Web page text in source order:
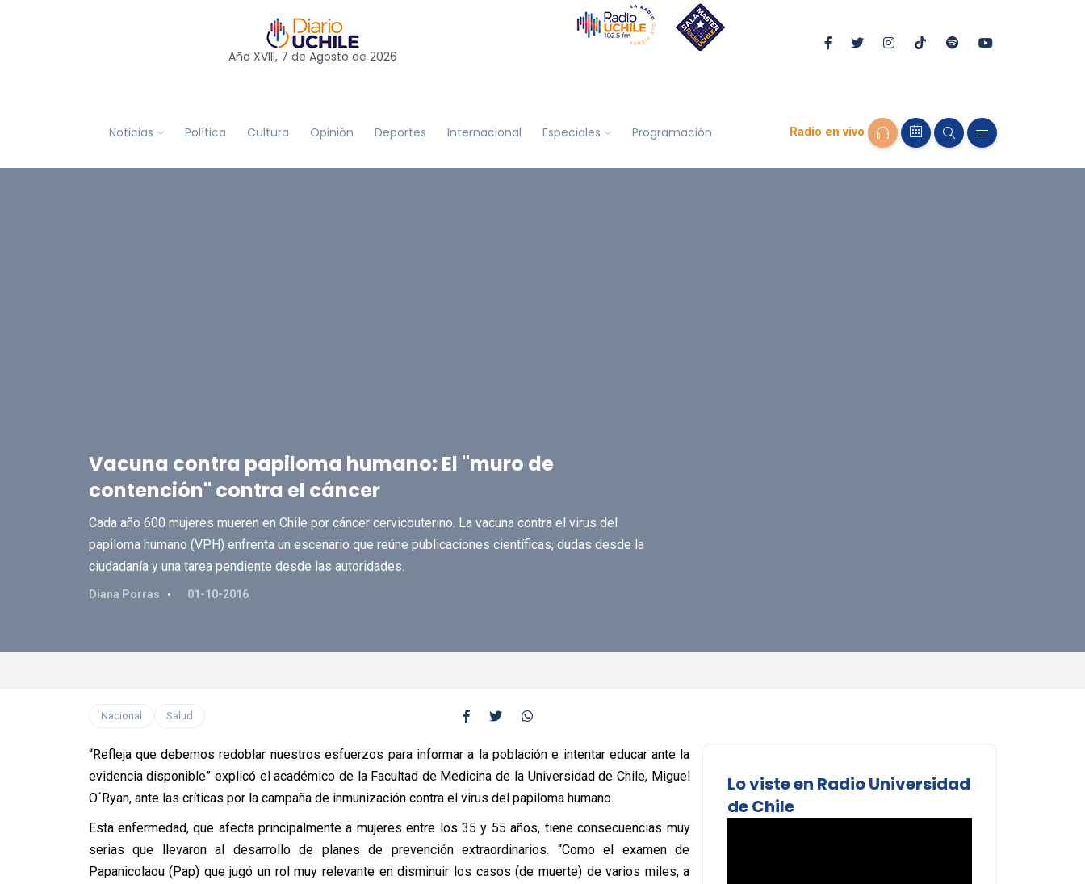
Año XVIII, 7 de Agosto de 2026
Noticias Política Cultura Opinión Deportes Internacional Especiales Programación Radio en vivo
Vacuna contra papiloma humano: El "muro de
contención" contra el cáncer
Cada año 600 mujeres mueren en Chile por cáncer cervicouterino. La vacuna contra el virus del
papiloma humano (VPH) enfrenta un escenario que reúne publicaciones científicas, dudas desde la
ciudadanía y una tarea pendiente desde las autoridades.
Diana Porras 01-10-2016
Nacional Salud
“Refleja que debemos redoblar nuestros esfuerzos para informar a la población e intentar educar ante la
evidencia disponible” explicó el académico de la Facultad de Medicina de la Universidad de Chile, Miguel
O´Ryan, ante las críticas por la campaña de inmunización contra el virus del papiloma humano.
Esta enfermedad, que afecta principalmente a mujeres entre los 35 y 55 años, tiene consecuencias muy
serias que llevaron al desarrollo de planes de prevención extraordinarios. “Como el examen de
Papanicolaou (Pap) que jugó un rol muy relevante en disminuir los casos (de muerte) de varios miles, a
Lo viste en Radio Universidad
de Chile